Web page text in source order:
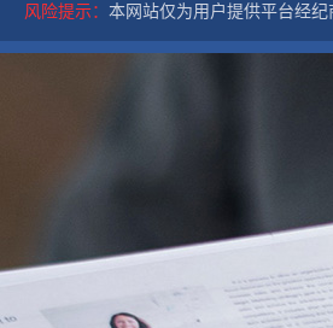
风险提示： 本网站仅为用户提供平台经